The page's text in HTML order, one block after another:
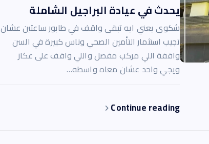
يحدث في عيادة البراجيل الشاملة
شكوى يعني ايه تبقى واقف في طابور ساعتين عشان
تجيب استثمار التأمين الصحي وناس كبيرة في السن
واقفة اللي مركب مفصل واللي واقف على عكاز
ويجي واحد عشان معاه واسطه…
Continue reading